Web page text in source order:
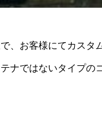
、お客様にてカス
ナではないタイプ